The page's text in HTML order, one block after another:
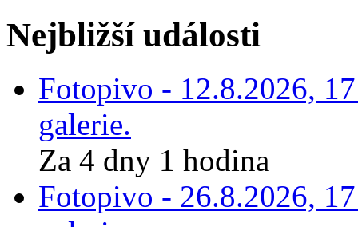
Nejbližší události
Fotopivo - 12.8.2026,
galerie.
Za 4 dny 1 hodina
Fotopivo - 26.8.2026,